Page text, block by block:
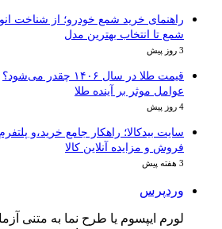
راهنمای خرید شمع خودرو؛ از شناخت
شمع تا انتخاب بهترین مدل
3 روز پیش
قیمت طلا در سال ۱۴۰۶ چقدر می‌شود؟
عوامل موثر بر آینده طلا
4 روز پیش
سایت بیدکالا؛ راهکار جامع خرید،و پلتفرم
فروش و مزایده آنلاین کالا
3 هفته پیش
وردپرس
لورم ایپسوم یا طرح‌ نما به متنی